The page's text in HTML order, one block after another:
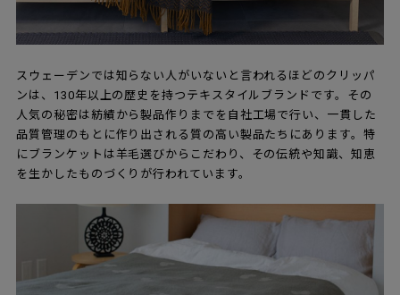
スウェーデンでは知らない人がいないと言われるほどのクリッパ
ンは、130年以上の歴史を持つテキスタイルブランドです。その
人気の秘密は紡績から製品作りまでを自社工場で行い、一貫した
品質管理のもとに作り出される質の高い製品たちにあります。特
にブランケットは羊毛選びからこだわり、その伝統や知識、知恵
を生かしたものづくりが行われています。